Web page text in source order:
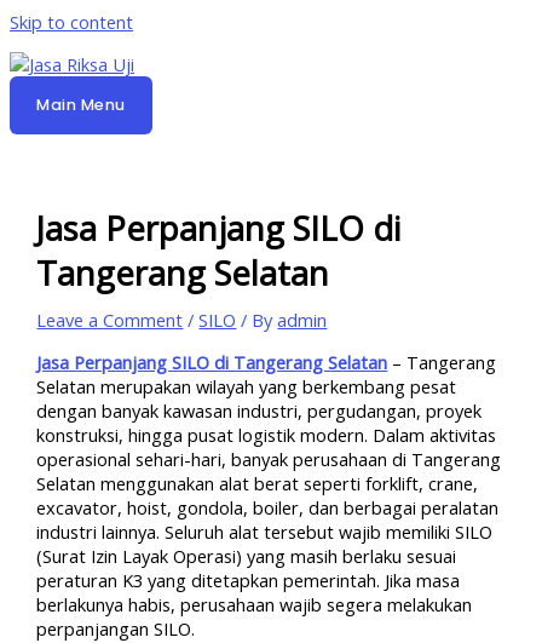
Skip to content
Main Menu
Jasa Perpanjang SILO di
Tangerang Selatan
Leave a Comment /SILO / Byadmin
Jasa Perpanjang SILO di Tangerang Selatan – Tangerang
Selatan merupakan wilayah yang berkembang pesat
dengan banyak kawasan industri, pergudangan, proyek
konstruksi, hingga pusat logistik modern. Dalam aktivitas
operasional sehari-hari, banyak perusahaan di Tangerang
Selatan menggunakan alat berat seperti forklift, crane,
excavator, hoist, gondola, boiler, dan berbagai peralatan
industri lainnya. Seluruh alat tersebut wajib memiliki SILO
(Surat Izin Layak Operasi) yang masih berlaku sesuai
peraturan K3 yang ditetapkan pemerintah. Jika masa
berlakunya habis, perusahaan wajib segera melakukan
perpanjangan SILO.